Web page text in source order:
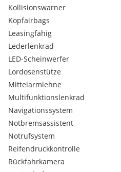
Kollisionswarner
Kopfairbags
Leasingfähig
Lederlenkrad
LED-Scheinwerfer
Lordosenstütze
Mittelarmlehne
Multifunktionslenkrad
Navigationssystem
Notbremsassistent
Notrufsystem
Reifendruckkontrolle
Rückfahrkamera